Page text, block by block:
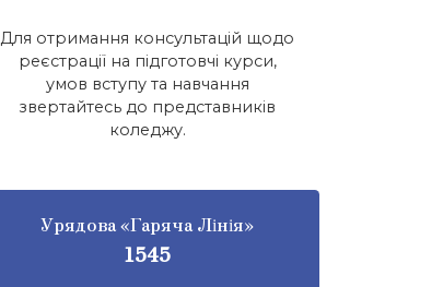
Для отримання консультацій щодо
реєстрації на підготовчі курси,
умов вступу та навчання
звертайтесь до представників
коледжу.
Урядова «Гаряча Лінія»
1545